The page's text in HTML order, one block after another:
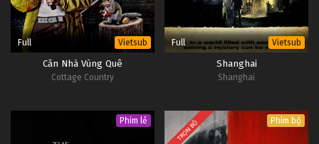
Tập 19
Yêu Không Giới Hạn Tập 18
Tập 18
Yêu Không Giới Hạn Tập 17
Full Vietsub
Căn Nhà Vùng Quê
Cottage Country
Full Vietsub
Shanghai
Shanghai
Phim lẻ TRỌN BỘ Phim bộ